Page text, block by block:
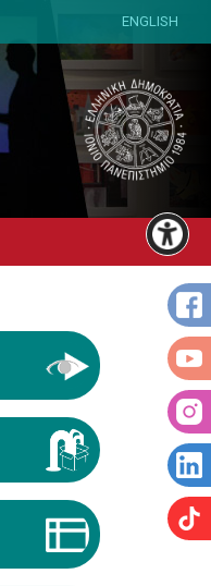
ENGLISH